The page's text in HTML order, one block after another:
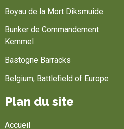
Boyau de la Mort Diksmuide
Bunker de Commandement
Kemmel
Bastogne Barracks
Belgium, Battlefield of Europe
Plan du site
Accueil